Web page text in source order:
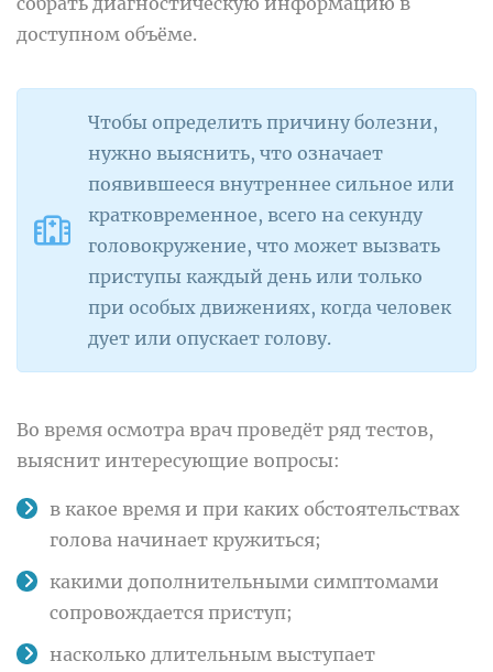
доступном объёме.
Чтобы определить причину болезни,
нужно выяснить, что означает
появившееся внутреннее сильное или
кратковременное, всего на секунду
головокружение, что может вызвать
приступы каждый день или только
при особых движениях, когда человек
дует или опускает голову.
Во время осмотра врач проведёт ряд тестов,
выяснит интересующие вопросы:
в какое время и при каких обстоятельствах
голова начинает кружиться;
какими дополнительными симптомами
сопровождается приступ;
насколько длительным выступает